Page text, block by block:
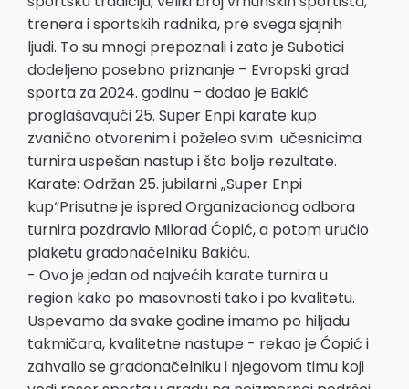
trenera i sportskih radnika, pre svega sjajnih
ljudi. To su mnogi prepoznali i zato je Subotici
dodeljeno posebno priznanje – Evropski grad
sporta za 2024. godinu – dodao je Bakić
proglašavajući 25. Super Enpi karate kup
zvanično otvorenim i poželeo svim učesnicima
turnira uspešan nastup i što bolje rezultate.
Karate: Održan 25. jubilarni „Super Enpi
kup“Prisutne je ispred Organizacionog odbora
turnira pozdravio Milorad Ćopić, a potom uručio
plaketu gradonačelniku Bakiću.
- Ovo je jedan od najvećih karate turnira u
region kako po masovnosti tako i po kvalitetu.
Uspevamo da svake godine imamo po hiljadu
takmičara, kvalitetne nastupe - rekao je Ćopić i
zahvalio se gradonačelniku i njegovom timu koji